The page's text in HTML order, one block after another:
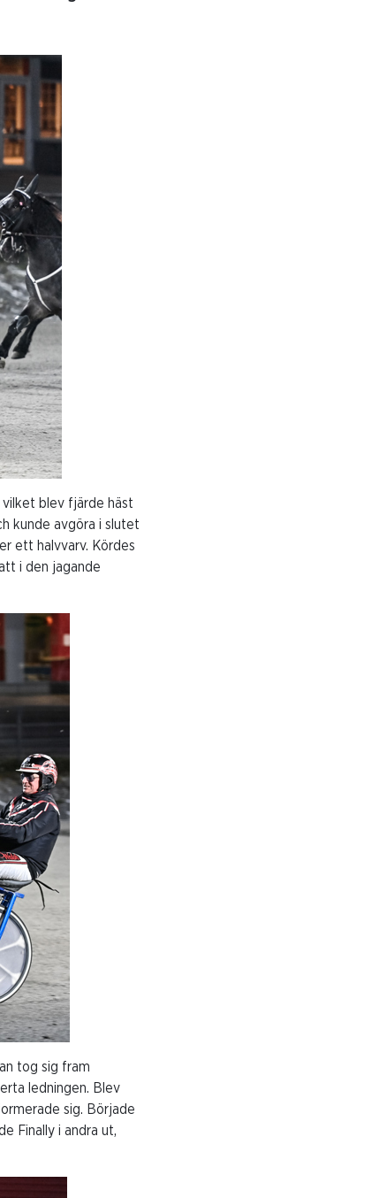
blev fjärde häst
kunde avgöra i slutet
ett halvvarv. Kördes
i den jagande
tog sig fram
ledningen. Blev
sig. Började
Finally i andra ut,